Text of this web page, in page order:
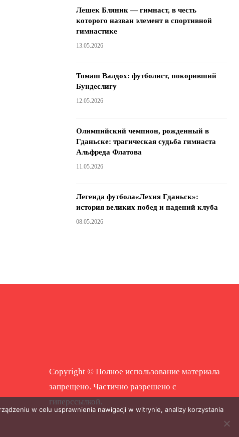
Лешек Бляник — гимнаст, в честь
которого назван элемент в спортивной
гимнастике
13.05.2026
Томаш Валдох: футболист, покоривший
Бундеслигу
12.05.2026
Олимпийский чемпион, рожденный в
Гданьске: трагическая судьба гимнаста
Альфреда Флатова
11.05.2026
Легенда футбола«Лехия Гданьск»:
история великих побед и падений клуба
08.05.2026
Copyright © Полное использование материала
запрещено. Частично разрешено с
гиперссылкой.
w celu usprawnienia nawigacji w witrynie, analizy korzystania